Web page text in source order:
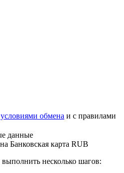
условиями обмена и с правилами
данные
Банковская карта RUB
несколько шагов: